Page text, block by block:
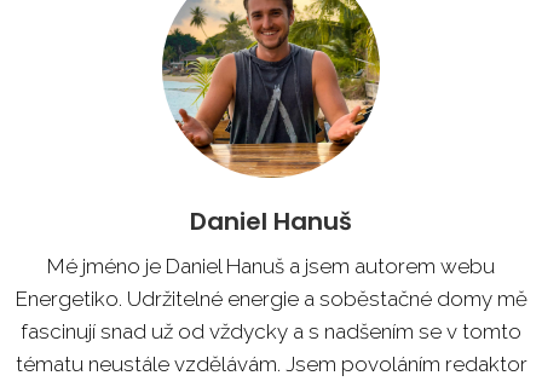
Daniel Hanuš
Mé jméno je Daniel Hanuš a jsem autorem webu
Energetiko. Udržitelné energie a soběstačné domy mě
fascinují snad už od vždycky a s nadšením se v tomto
tématu neustále vzdělávám. Jsem povoláním redaktor